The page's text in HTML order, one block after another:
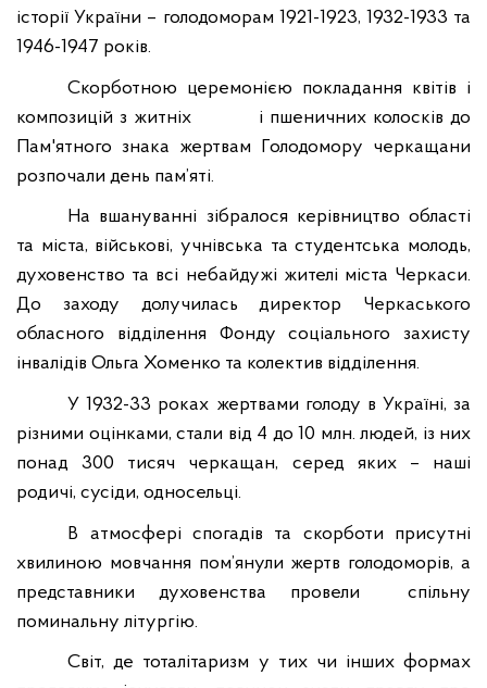
історії України – голодоморам 1921-1923, 1932-1933 та
1946-1947 років.
Скорботною церемонією покладання квітів і
композицій з житніх
і пшеничних колосків до
Пам'ятного знака жертвам Голодомору черкащани
розпочали день пам’яті.
На вшануванні зібралося керівництво області
та міста, військові, учнівська та студентська молодь,
духовенство та всі небайдужі жителі міста Черкаси.
До заходу долучилась директор Черкаського
обласного відділення Фонду соціального захисту
інвалідів Ольга Хоменко та колектив відділення.
У 1932-33 роках жертвами голоду в Україні, за
різними оцінками, стали від 4 до 10 млн. людей, із них
понад 300 тисяч черкащан, серед яких – наші
родичі, сусіди, односельці.
В атмосфері спогадів та скорботи присутні
хвилиною мовчання пом’янули жертв голодоморів, а
представники духовенства провели спільну
поминальну літургію.
Світ, де тоталітаризм у тих чи інших формах